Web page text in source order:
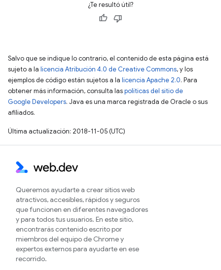
¿Te resultó útil?
Salvo que se indique lo contrario, el contenido de esta página está
sujeto a la licencia Atribución 4.0 de Creative Commons, y los
ejemplos de código están sujetos a la licencia Apache 2.0. Para
obtener más información, consulta laspolíticas del sitio de
Google Developers. Java es una marca registrada de Oracle o sus
afiliados.
Última actualización: 2018-11-05 (UTC)
Queremos ayudarte a crear sitios web
atractivos, accesibles, rápidos y seguros
que funcionen en diferentes navegadores
y para todos tus usuarios. En este sitio,
encontrarás contenido escrito por
miembros del equipo de Chrome y
expertos externos para ayudarte en ese
recorrido.